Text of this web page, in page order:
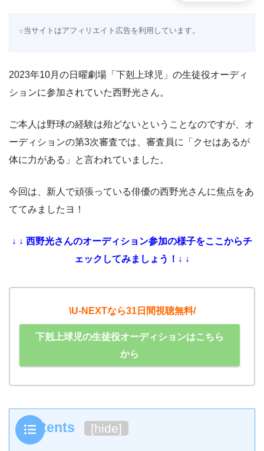
☆当サイトはアフィリエイト広告を利用しています。
2023年10月の日曜劇場「下剋上球児」の生徒役オーディ
ションに参加されていた西野光さん。
ご本人は野球の経験は殆どないということなのですが、オ
ーディションの第3次審査では、審査員に「クセはあるが
体に力がある」と言われていました。
今回は、新人で頑張っている俳優の西野光さんに焦点をあ
ててみましたヨ！
↓ ↓ 西野光さんのオーディション参加の様子をここからチ
ェックしてみましょう！↓ ↓
\U-NEXTなら31日間視聴無料/
下剋上球児の生徒役オーディションはこちら
から
Contents [hide]